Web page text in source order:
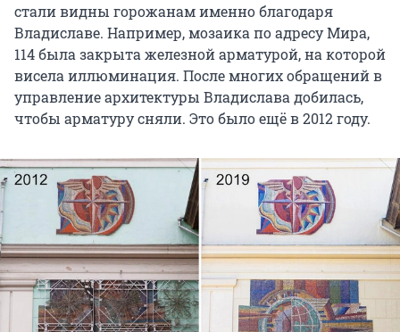
стали видны горожанам именно благодаря
Владиславе. Например, мозаика по адресу Мира,
114 была закрыта железной арматурой, на которой
висела иллюминация. После многих обращений в
управление архитектуры Владислава добилась,
чтобы арматуру сняли. Это было ещё в 2012 году.